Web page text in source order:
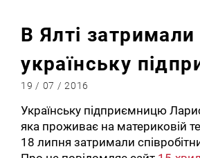
В Ялті затримали
українську
19 / 07 / 2016
Українську підприємницю
яка проживає на материковій
18 липня затримали